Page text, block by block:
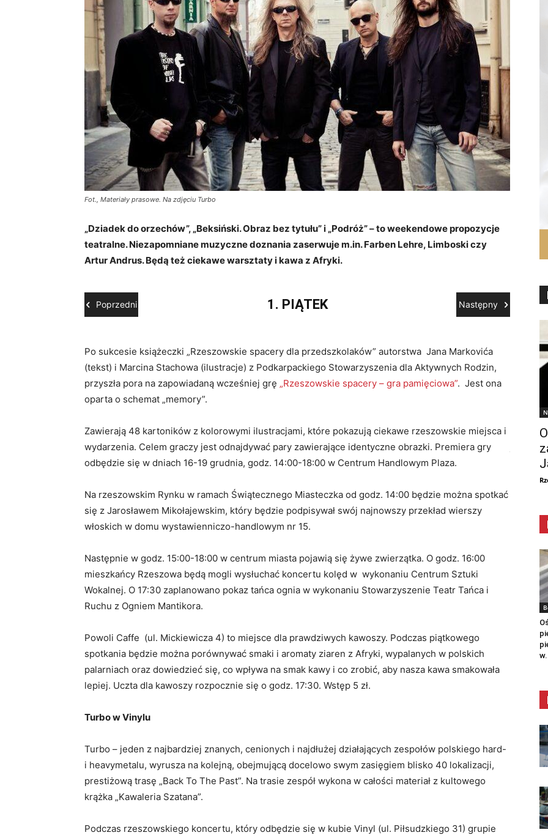
Fot., Materiały prasowe. Na zdjęciu Turbo
„Dziadek do orzechów”, „Beksiński. Obraz bez tytułu” i „Podróż” – to weekendowe propozycje
teatralne. Niezapomniane muzyczne doznania zaserwuje m.in. Farben Lehre, Limboski czy
Artur Andrus. Będą też ciekawe warsztaty i kawa z Afryki.
Poprzedni Następny
1. PIĄTEK
Po sukcesie książeczki „Rzeszowskie spacery dla przedszkolaków” autorstwa Jana Markovića
(tekst) i Marcina Stachowa (ilustracje) z Podkarpackiego Stowarzyszenia dla Aktywnych Rodzin,
przyszła pora na zapowiadaną wcześniej grę „Rzeszowskie spacery – gra pamięciowa”. Jest ona
oparta o schemat „memory”.
Zawierają 48 kartoników z kolorowymi ilustracjami, które pokazują ciekawe rzeszowskie miejsca i
wydarzenia. Celem graczy jest odnajdywać pary zawierające identyczne obrazki. Premiera gry
odbędzie się w dniach 16-19 grudnia, godz. 14:00-18:00 w Centrum Handlowym Plaza.
Na rzeszowskim Rynku w ramach Świątecznego Miasteczka od godz. 14:00 będzie można spotkać
się z Jarosławem Mikołajewskim, który będzie podpisywał swój najnowszy przekład wierszy
włoskich w domu wystawienniczo-handlowym nr 15.
Następnie w godz. 15:00-18:00 w centrum miasta pojawią się żywe zwierzątka. O godz. 16:00
mieszkańcy Rzeszowa będą mogli wysłuchać koncertu kolęd w wykonaniu Centrum Sztuki
Wokalnej. O 17:30 zaplanowano pokaz tańca ognia w wykonaniu Stowarzyszenie Teatr Tańca i
Ruchu z Ogniem Mantikora.
Powoli Caffe (ul. Mickiewicza 4) to miejsce dla prawdziwych kawoszy. Podczas piątkowego
spotkania będzie można porównywać smaki i aromaty ziaren z Afryki, wypalanych w polskich
palarniach oraz dowiedzieć się, co wpływa na smak kawy i co zrobić, aby nasza kawa smakowała
lepiej. Uczta dla kawoszy rozpocznie się o godz. 17:30. Wstęp 5 zł.
Turbo w Vinylu
Turbo – jeden z najbardziej znanych, cenionych i najdłużej działających zespołów polskiego hard-
i heavymetalu, wyrusza na kolejną, obejmującą docelowo swym zasięgiem blisko 40 lokalizacji,
prestiżową trasę „Back To The Past”. Na trasie zespół wykona w całości materiał z kultowego
krążka „Kawaleria Szatana”.
Podczas rzeszowskiego koncertu, który odbędzie się w kubie Vinyl (ul. Piłsudzkiego 31) grupie
Klub
Party
Gość
od
jego
oraz
Club
W
Grupy
są